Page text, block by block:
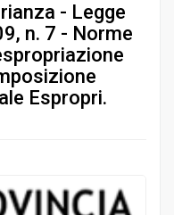
- Legge
n. 7 - Norme
Espropri.